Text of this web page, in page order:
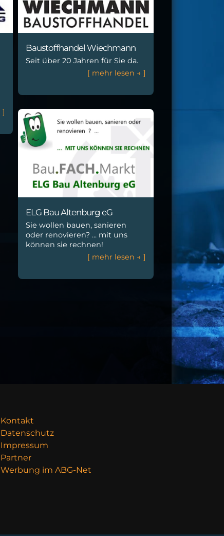
]
Baustoffhandel Wiechmann
Seit über 20 Jahren für Sie da.
[ mehr lesen → ]
ELG Bau Altenburg eG
Sie wollen bauen, sanieren
oder renovieren? ... mit uns
können sie rechnen!
[ mehr lesen → ]
Kontakt
Datenschutz
Impressum
Partner
Werbung im ABG-Net